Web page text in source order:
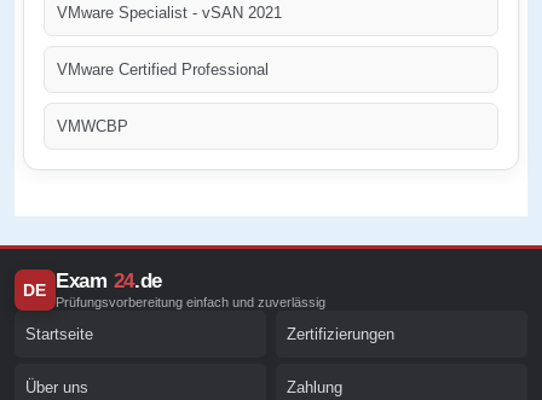
VMware Specialist - vSAN 2021
VMware Certified Professional
VMWCBP
DE Exam 24.de
Prüfungsvorbereitung einfach und zuverlässig
Startseite Zertifizierungen
Über uns Zahlung